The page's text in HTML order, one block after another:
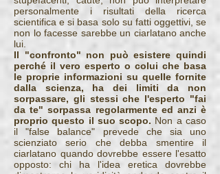
personalmente i risultati della ricerca
scientifica e si basa solo su fatti oggettivi, se
non lo facesse sarebbe un ciarlatano anche
lui.
Il "confronto" non può esistere quindi
perché il vero esperto o colui che basa
le proprie informazioni su quelle fornite
dalla scienza, ha dei limiti da non
sorpassare, gli stessi che l'esperto "fai
da te" sorpassa regolarmente ed anzi è
proprio questo il suo scopo. Non a caso
il "false balance" prevede che sia uno
scienziato serio che debba smentire il
ciarlatano quando dovrebbe essere l'esatto
opposto: chi ha l'idea eretica dovrebbe